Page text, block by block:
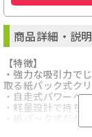
商品詳細・説明
【特徴】
・強力な吸引力で
取る紙パック式ク
・自走式パワーヘ
・軽量設計で持ち
・紙パック式だか
・細かなホコリや